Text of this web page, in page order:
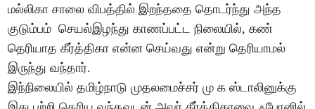
மல்லிகா சாலை விபத்தில் இறந்ததை தொடர்ந்து அந்த
குடும்பம் செயல்இழந்து காணப்பட்ட நிலையில், கண்
தெரியாத கீர்த்திகா என்ன செய்வது என்று தெரியாமல்
இருந்து வந்தார்.
இந்நிலையில் தமிழ்நாடு முதலமைச்சர் மு க ஸ்டாலினுக்கு